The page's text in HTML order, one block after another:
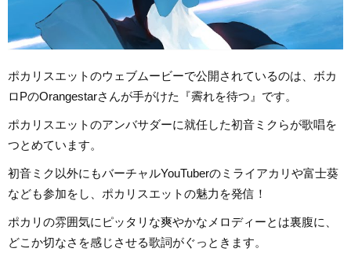
ポカリスエットのウェブムービーで公開されているのは、ボカ
ロPのOrangestarさんが手がけた『霽れを待つ』です。
ポカリスエットのアンバサダーに就任した初音ミクらが歌唱を
つとめています。
初音ミク以外にもバーチャルYouTuberのミライアカリや富士葵
なども参加をし、ポカリスエットの魅力を発信！
ポカリの雰囲気にピッタリな爽やかなメロディーとは裏腹に、
どこか切なさを感じさせる歌詞がぐっときます。